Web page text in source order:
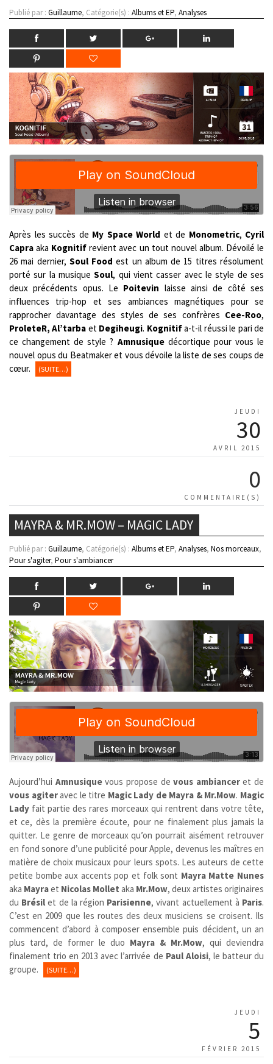
Publié par : Guillaume, Catégorie(s) : Albums et EP, Analyses
Après les succès de My Space World et de Monometric, Cyril
Capra aka Kognitif revient avec un tout nouvel album. Dévoilé le
26 mai dernier, Soul Foodest un album de 15 titres résolument
porté sur la musiqueSoul, qui vient casser avec le style de ses
deux précédents opus. Le Poitevin laisse ainsi de côté ses
influences trip-hop et ses ambiances magnétiques pour se
rapprocher davantage des styles de ses confrères Cee-Roo,
ProleteR, Al’tarba et Degiheugi. Kognitifa-t-il réussi le pari de
ce changement de style ? Amnusiquedécortique pour vous le
nouvel opus du Beatmaker et vous dévoile la liste de ses coups de
cœur.
(SUITE…)
JEUDI
30
AVRIL 2015
0
COMMENTAIRE(S)
MAYRA & MR.MOW – MAGIC LADY
Publié par : Guillaume, Catégorie(s) : Albums et EP, Analyses, Nos morceaux,
Pour s'agiter, Pour s'ambiancer
Aujourd’hui Amnusiquevous propose de vous ambianceret de
vous agiteravec le titre Magic Lady de Mayra & Mr.Mow. Magic
Lady fait partie des rares morceaux qui rentrent dans votre tête,
et ce, dès la première écoute, pour ne finalement plus jamais la
quitter. Le genre de morceaux qu’on pourrait aisément retrouver
en fond sonore d’une publicité pour Apple, devenus les maîtres en
matière de choix musicaux pour leurs spots. Les auteurs de cette
petite bombe aux accents pop et folk sont Mayra Matte Nunes
aka Mayraet Nicolas Mollet aka Mr.Mow, deux artistes originaires
du Brésil et de la région Parisienne, vivant actuellement à Paris.
C’est en 2009 que les routes des deux musiciens se croisent. Ils
commencent d’abord à composer ensemble puis décident, un an
plus tard, de former le duo Mayra & Mr.Mow, qui deviendra
finalement trio en 2013 avec l’arrivée de Paul Aloisi, le batteur du
groupe.
(SUITE…)
JEUDI
5
FÉVRIER 2015